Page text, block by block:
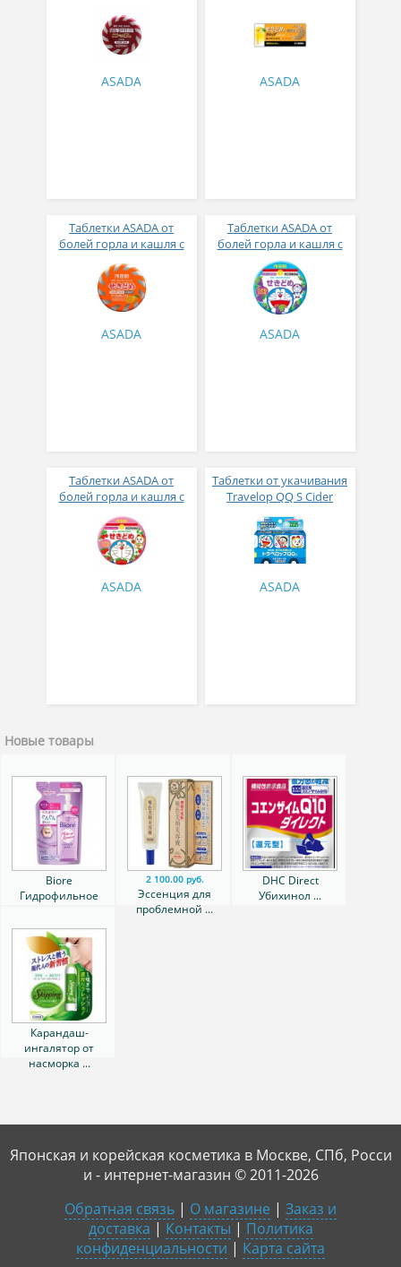
ASADA
вкусом № 24
ASADA
Таблетки ASADA от
болей горла и кашля с
апельсиновым вкусом
№ 36
ASADA
Таблетки ASADA от
болей горла и кашля с
виноградным вкусом №
30
ASADA
Таблетки ASADA от
болей горла и кашля с
клубничным вкусом №
30
ASADA
Таблетки от укачивания
Travelop QQ S Cider
Flavor 8 таблеток
ASADA
Новые товары
Biore
Гидрофильное
2 100.00 руб.
Эссенция для
проблемной ...
DHC Direct
Убихинол ...
Карандаш-
ингалятор от
насморка ...
Японская и корейская косметика в Москве, СПб, Росси
и - интернет-магазин © 2011-2026
Обратная связь | О магазине | Заказ и
доставка | Контакты | Политика
конфиденциальности | Карта сайта